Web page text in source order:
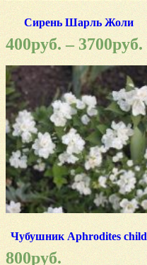
Сирень Шарль Жоли
400руб.– 3700руб.
Чубушник Aphrodites child
800руб.